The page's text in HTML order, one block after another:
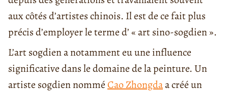
aux côtés d’artistes chinois. Il est de ce fait plus
précis d’employer le terme d’ « art sino-sogdien ».
L’art sogdien a notamment eu une influence
significative dans le domaine de la peinture. Un
artiste sogdien nomméCao Zhongdaa créé un